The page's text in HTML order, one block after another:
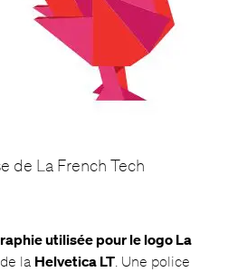
de La French Tech
utilisée pour le logo La
la Helvetica LT. Une police